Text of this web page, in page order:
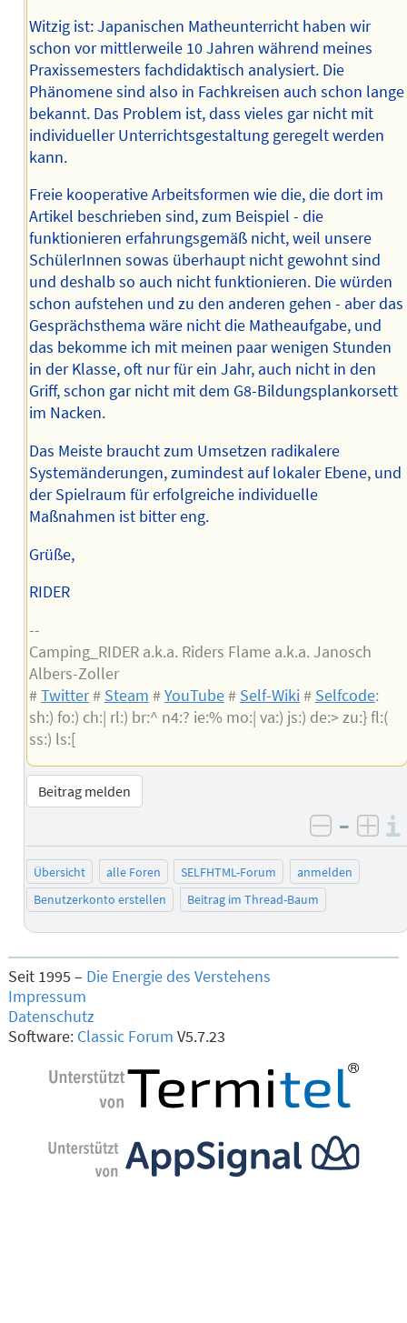
Witzig ist: Japanischen Matheunterricht haben wir
schon vor mittlerweile 10 Jahren während meines
Praxissemesters fachdidaktisch analysiert. Die
Phänomene sind also in Fachkreisen auch schon lange
bekannt. Das Problem ist, dass vieles gar nicht mit
individueller Unterrichtsgestaltung geregelt werden
kann.
Freie kooperative Arbeitsformen wie die, die dort im
Artikel beschrieben sind, zum Beispiel - die
funktionieren erfahrungsgemäß nicht, weil unsere
SchülerInnen sowas überhaupt nicht gewohnt sind
und deshalb so auch nicht funktionieren. Die würden
schon aufstehen und zu den anderen gehen - aber das
Gesprächsthema wäre nicht die Matheaufgabe, und
das bekomme ich mit meinen paar wenigen Stunden
in der Klasse, oft nur für ein Jahr, auch nicht in den
Griff, schon gar nicht mit dem G8-Bildungsplankorsett
im Nacken.
Das Meiste braucht zum Umsetzen radikalere
Systemänderungen, zumindest auf lokaler Ebene, und
der Spielraum für erfolgreiche individuelle
Maßnahmen ist bitter eng.
Grüße,
RIDER
--
Camping_RIDER a.k.a. Riders Flame a.k.a. Janosch
Albers-Zoller
#Twitter# Steam #YouTube# Self-Wiki# Selfcode:
sh:) fo:) ch:| rl:) br:^ n4:? ie:% mo:| va:) js:) de:> zu:} fl:(
ss:) ls:[
Beitrag melden
negativ
–
Übersicht alle Foren SELFHTML-Forum
anmelden
Benutzerkonto erstellen
Beitrag im Thread-Baum
Seit 1995 – Die Energie des Verstehens
Impressum
Datenschutz
Software: Classic Forum V5.7.23